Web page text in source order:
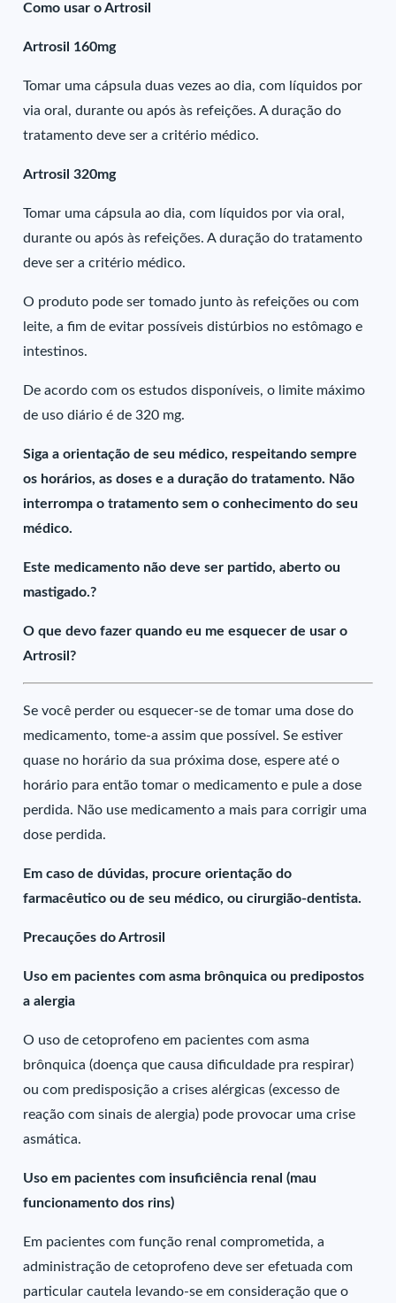
Como usar o Artrosil
Artrosil 160mg
Tomar uma cápsula duas vezes ao dia, com líquidos por
via oral, durante ou após às refeições. A duração do
tratamento deve ser a critério médico.
Artrosil 320mg
Tomar uma cápsula ao dia, com líquidos por via oral,
durante ou após às refeições. A duração do tratamento
deve ser a critério médico.
O produto pode ser tomado junto às refeições ou com
leite, a fim de evitar possíveis distúrbios no estômago e
intestinos.
De acordo com os estudos disponíveis, o limite máximo
de uso diário é de 320 mg.
Siga a orientação de seu médico, respeitando sempre
os horários, as doses e a duração do tratamento. Não
interrompa o tratamento sem o conhecimento do seu
médico.
Este medicamento não deve ser partido, aberto ou
mastigado.?
O que devo fazer quando eu me esquecer de usar o
Artrosil?
Se você perder ou esquecer-se de tomar uma dose do
medicamento, tome-a assim que possível. Se estiver
quase no horário da sua próxima dose, espere até o
horário para então tomar o medicamento e pule a dose
perdida. Não use medicamento a mais para corrigir uma
dose perdida.
Em caso de dúvidas, procure orientação do
farmacêutico ou de seu médico, ou cirurgião-dentista.
Precauções do Artrosil
Uso em pacientes com asma brônquica ou predipostos
a alergia
O uso de cetoprofeno em pacientes com asma
brônquica (doença que causa dificuldade pra respirar)
ou com predisposição a crises alérgicas (excesso de
reação com sinais de alergia) pode provocar uma crise
asmática.
Uso em pacientes com insuficiência renal (mau
funcionamento dos rins)
Em pacientes com função renal comprometida, a
administração de cetoprofeno deve ser efetuada com
particular cautela levando-se em consideração que o